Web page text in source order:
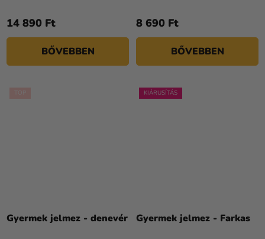
14 890 Ft
BŐVEBBEN
8 690 Ft
BŐVEBBEN
Gyermek jelmez - denevér
KIÁRUSÍTÁS
Gyermek jelmez - Farkas